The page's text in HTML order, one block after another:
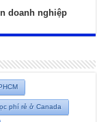
doanh nghiệp
phí rẻ ở Canada